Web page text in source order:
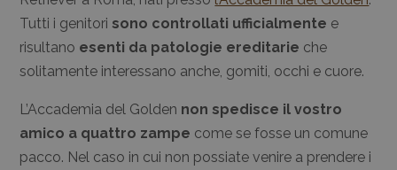
Tutti i genitori sono controllati ufficialmente e
risultano esenti da patologie ereditarie che
solitamente interessano anche, gomiti, occhi e cuore.
L’Accademia del Golden non spedisce il vostro
amico a quattro zampe come se fosse un comune
pacco. Nel caso in cui non possiate venire a prendere i